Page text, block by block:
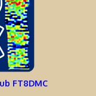
FT8DMC